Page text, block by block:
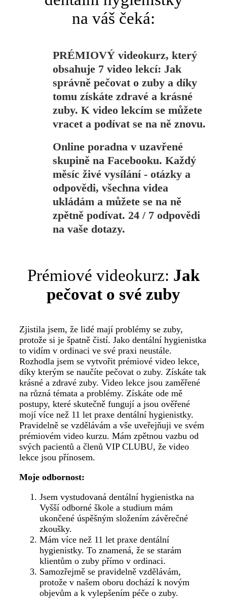
na váš čeká:
PRÉMIOVÝ videokurz, který
obsahuje 7 video lekcí: Jak
správně pečovat o zuby a díky
tomu získáte zdravé a krásné
zuby. K video lekcím se můžete
vracet a podívat se na ně znovu.
Online poradnav uzavřené
skupině na Facebooku. Každý
měsíc živé vysílání - otázky a
odpovědi, všechna videa
ukládám a můžete se na ně
zpětně podívat. 24 / 7 odpovědi
na vaše dotazy.
Prémiové videokurz: Jak
pečovat o své zuby
Zjistila jsem, že lidé mají problémy se zuby,
protože si je špatně čistí. Jako dentální hygienistka
to vidím v ordinaci ve své praxi neustále.
Rozhodla jsem se vytvořit prémiové video lekce,
díky kterým se naučíte pečovat o zuby. Získáte tak
krásné a zdravé zuby. Video lekce jsou zaměřené
na různá témata a problémy. Získáte ode mě
postupy, které skutečně fungují a jsou ověřené
mojí více než 11 let praxe dentální hygienistky.
Pravidelně se vzdělávám a vše uveřejňuji ve svém
prémiovém video kurzu. Mám zpětnou vazbu od
svých pacientů a členů VIP CLUBU, že video
lekce jsou přínosem.
Moje odbornost:
Jsem vystudovaná dentální hygienistka na
Vyšší odborné škole a studium mám
ukončené úspěšným složením závěrečné
zkoušky.
Mám více než 11 let praxe dentální
hygienistky. To znamená, že se starám
klientům o zuby přímo v ordinaci.
Samozřejmě se pravidelně vzdělávám,
protože v našem oboru dochází k novým
objevům a k vylepšením péče o zuby.